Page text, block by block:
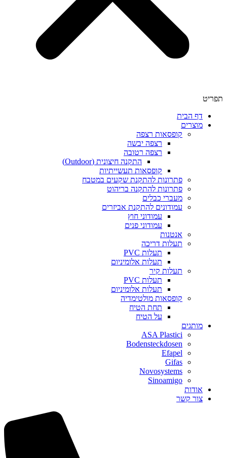
תפריט
דף הבית
מוצרים
קופסאות רצפה
רצפה יבשה
רצפה רטובה
התקנה חיצונית (Outdoor)
קופסאות תעשייתיות
פתרונות להתקנת שקעים במטבח
פתרונות להתקנה בריהוט
מעברי כבלים
עמודונים להתקנת אביזרים
עמודוני חוץ
עמודוני פנים
אנטנות
תעלות דריכה
תעלות PVC
תעלות אלומיניום
תעלות קיר
תעלות PVC
תעלות אלומיניום
קופסאות מולטימדיה
תחת הטיח
על הטיח
מותגים
ASA Plastici
Bodensteckdosen
Efapel
Gifas
Novosystems
Sinoamigo
אודות
צור קשר